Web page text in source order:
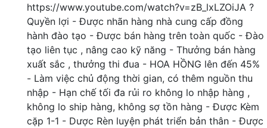
https://www.youtube.com/watch?v=zB_lxLZOiJA ?
Quyền lợi - Được nhãn hàng nhà cung cấp đồng
hành đào tạo - Được bán hàng trên toàn quốc - Đào
tạo liên tục , nâng cao kỹ năng - Thưởng bán hàng
xuất sắc , thưởng thi đua - HOA HỒNG lên đến 45%
- Làm việc chủ động thời gian, có thêm nguồn thu
nhập - Hạn chế tối đa rủi ro không lo nhập hàng ,
không lo ship hàng, không sợ tồn hàng - Được Kèm
cặp 1-1 - Dược Rèn luyện phát triển bản thân - Được